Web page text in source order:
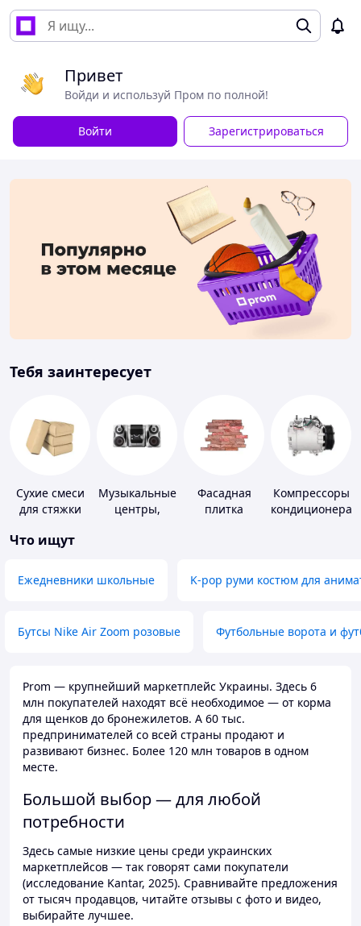
Привет
Войди и используй Пром по полной!
Войти Зарегистрироваться
Тебя заинтересует
Сухие смеси
для стяжки
Музыкальные
центры,
Фасадная
плитка
Компрессоры
кондиционера
Что ищут
Ежедневники школьные K-pop руми костюм для
Бутсы Nike Air Zoom розовые Футбольные ворота и
Prom — крупнейший маркетплейс Украины. Здесь 6
млн покупателей находят всё необходимое — от корма
для щенков до бронежилетов. А 60 тыс.
предпринимателей со всей страны продают и
развивают бизнес. Более 120 млн товаров в одном
месте.
Большой выбор — для любой
потребности
Здесь самые низкие цены среди украинских
маркетплейсов — так говорят сами покупатели
(исследование Kantar, 2025). Сравнивайте предложения
от тысяч продавцов, читайте отзывы с фото и видео,
выбирайте лучшее.